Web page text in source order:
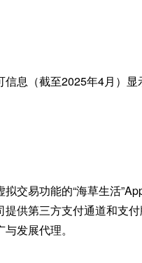
息（截至2025年4月）显
交易功能的“海草生活
供第三方支付通道和支
发展代理。